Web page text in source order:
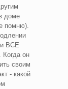
доме
помню).
ВСЕ
Когда он
своим
- какой